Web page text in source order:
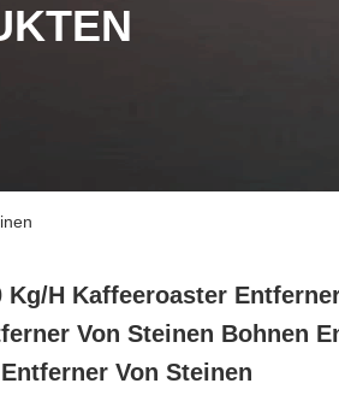
Kg/h Kaffeeroaster
Von Steinen Bohnen
Von Steinen